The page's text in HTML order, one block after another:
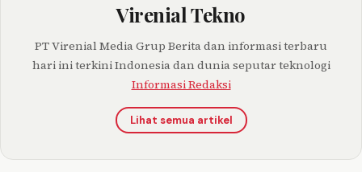
Virenial Tekno
PT Virenial Media Grup Berita dan informasi terbaru
hari ini terkini Indonesia dan dunia seputar teknologi
Informasi Redaksi
Lihat semua artikel